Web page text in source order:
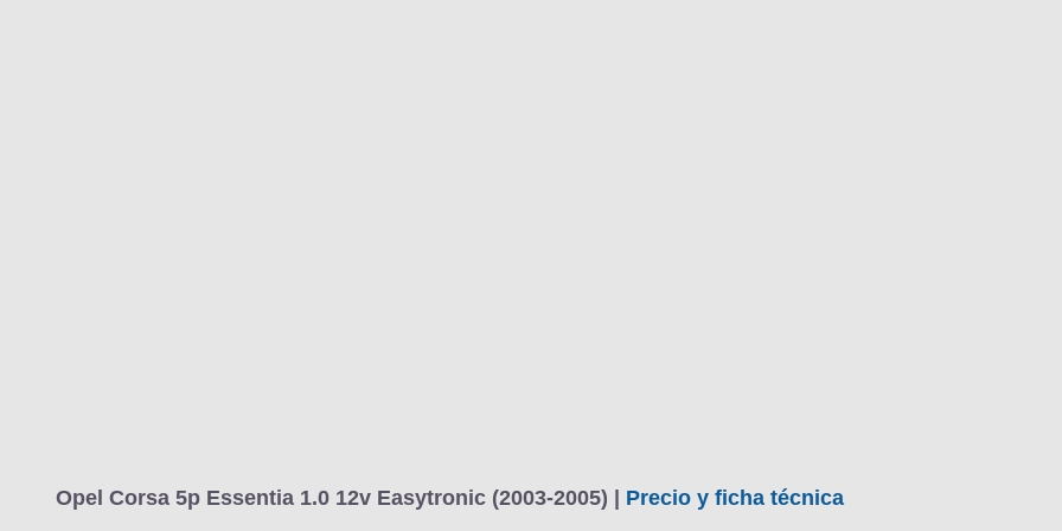
Opel Corsa 5p Essentia 1.0 12v Easytronic (2003-2005) | Precio y ficha técnica